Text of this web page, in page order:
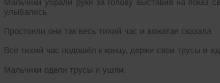
Мальчики убрали руки за голову выставив на показ
улыбались
Простояли они так весь тихий час и вожатая сказала
Всё тихий час подошёл к концу, держи свои трусы и
Мальчики одели трусы и ушли.